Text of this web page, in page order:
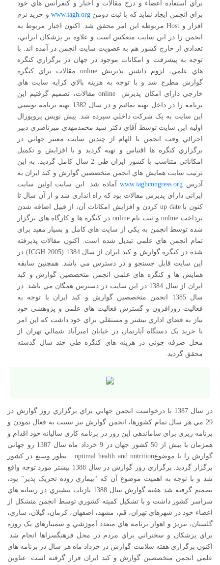
براي استفاده اعضاء و درج مقالات و اخبار و کنفرانس هاي خود
براي انجمن ايجاد نمايد که با ثبت دومن www.iagh.orgو خريد نرم
افزار و Host مربوطه اين امر محقق شد. اکنون اخبار مربوط به
انجمن را در اين سايت منعکس است و علاوه بر پزشکان ايراني،
تعدادي از خارج کشور هم به عضويت سايت انجمن در آمده اند. با
توجه به پيشرفت و امکانات موجود در جهان در برگزاري کنگره
هاي علمي، لزوم داشتن پذيريش online مقالات براي کنگره
گوارش مطرح شد و با توجه به هزينه بالاي کرايه سايت هاي
خارجي داراي امکان پذيرش online مقالات، تصميم گرفتيم اين
برنامه را در داخل تهيه نمائيم و در سال 1382 تهيه برنامه نويسي
اين سايت به يک شرکت داخلي سپرده شد. پيش نويس پروپوزال
اوليه اين سايت توسط آقاي دکتر سيد محمدمهدي ميرناصري دبير
اجرائي وقت انجمن با الهام از چندين سايت معتبر جهاني در
برگزاري کنگره ها اقتباس و تهيه گرديد و با افزايش و تکميل
امکاناتي متناسب با کشور ايران طي 2 سال کامل گرديد. به اين
ترتيب سايت همايش هاي انجمن متخصصين گوارش و کبد ايران به
آدرس www.iaghcongress.orgآماده شد. اين سايت اولين سايت
ايراني داراي پذيرش مقالات بود که راه اندازي شد و از آن سال تا
کنون با up date کردن و افزايش امکانات آن، از قبيل اضافه شدن
پرداخت online و ثبت نام online در کنگره ها و کارگاه هاي برگزار
شده توسط انجمن به يکي از سايت هاي کامل و بسيار مفيد براي
تمام انجمن هاي علمي تبديل شده است. اکنون مقالات پذيرفته
شده در کنگره گوارش و کبد ايران از سال 1384 (ICGH 2005) در
اين سايت قابل جستجو و در دسترس مي باشد. همچنين سابقه
همايش ها و کنگره های علمي انجمن متخصصين گوارش و کبد
ايران از سال 1384 در اين سايت در دسترس همگان مي باشد.
در
سال 1385 انجمن متخصصين گوارش و کبد ايران با توجه به
فعاليت روزافزون و گسترش فعاليت هاي علمي و پژوهشي خود
نياز به فضاي اداري بيشتر و مستقلي براي خود داشت که اين امر
با خريد يک دستگاه آپارتمان در خيابان اميرآباد شمالي تهران از
محل صرفه جوئي در هزينه هاي کنگره طي چند سال گذشته
محقق گرديد.
در سال 1387 با درخواست انجمن جهاني براي برگزاري روز گوارش در
29 مي هر سال تمام کشورها، انجمن گوارش نيز نسبت به فعال نمودن و
برنامه ريزي براي ساماندهي اين روز در برنامه کاري ساليانه خود اقدام و
همزمان با بيش از 50 کشور جهان در 9 خرداد ماه سال 1387 رو جهاني
گوارش را با موضوعoptimal health and nutrition بطور وسيع در کشور
برگزار گرديد. برگزاري روز گوارش در سال 1388 بيشتر مورد توجه واقع
شد و با توجه به اهميت موضوع آن که "بيماري روده تحريک پذير" بود،
تصميم گرفته شد هفته گوارش سال 1388 بازتاب بيشتري در رسانه هاي
سراسر کشور داشت و با تشکيل کميته کشوري توسط انجمن متشکل از
اعضاء خود در شهرهاي تهران، قم، مشهد، اصفهان، کرمان، گيلان، ساري،
گلستان، تبريز و اهواز برنامه هاي متعدد آموزشي و سمينارهاي يک روزه
براي پزشکان و سخنراني براي مردم در محل فرهنگسراها انجام شد.
اکنون برگزاري هفته سلامت گوارش در خرداد ماه هر سال در برنامه هاي
علمي انجمن متخصصين گوارش و کبد ايران قرار گرفته است. عناوین